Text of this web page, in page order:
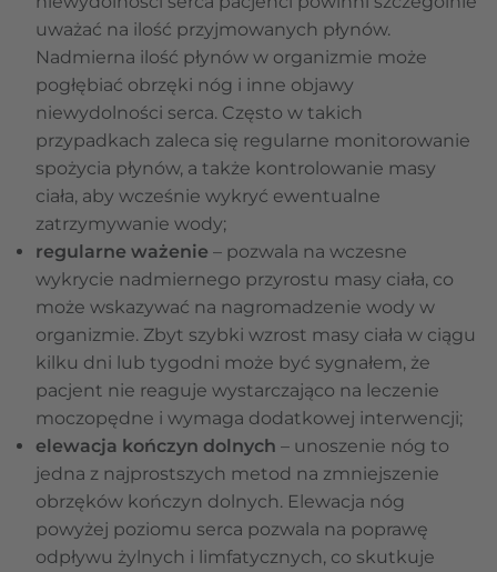
uważać na ilość przyjmowanych płynów.
Nadmierna ilość płynów w organizmie może
pogłębiać obrzęki nóg i inne objawy
niewydolności serca. Często w takich
przypadkach zaleca się regularne monitorowanie
spożycia płynów, a także kontrolowanie masy
ciała, aby wcześnie wykryć ewentualne
zatrzymywanie wody;
regularne ważenie – pozwala na wczesne
wykrycie nadmiernego przyrostu masy ciała, co
może wskazywać na nagromadzenie wody w
organizmie. Zbyt szybki wzrost masy ciała w ciągu
kilku dni lub tygodni może być sygnałem, że
pacjent nie reaguje wystarczająco na leczenie
moczopędne i wymaga dodatkowej interwencji;
elewacja kończyn dolnych – unoszenie nóg to
jedna z najprostszych metod na zmniejszenie
obrzęków kończyn dolnych. Elewacja nóg
powyżej poziomu serca pozwala na poprawę
odpływu żylnych i limfatycznych, co skutkuje